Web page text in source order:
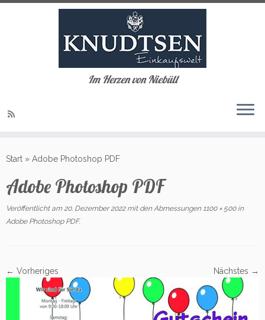
Inhalt
Im Herzen von Niebüll
Start » Adobe Photoshop PDF
Adobe Photoshop PDF
Veröffentlicht am 20. Dezember 2022mit den Abmessungen1100 × 500in
Adobe Photoshop PDF.
← Vorheriges Nächstes →